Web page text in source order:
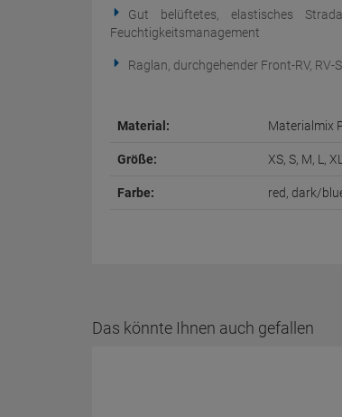
Gut belüftetes, elastisches
Feuchtigkeitsmanagement
Raglan, durchgehender Front-RV, RV-
Material: Materialmix
Größe: XS, S, M, L,
Farbe: red, dark/
Das könnte Ihnen auch gefallen